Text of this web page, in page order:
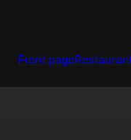
Front page